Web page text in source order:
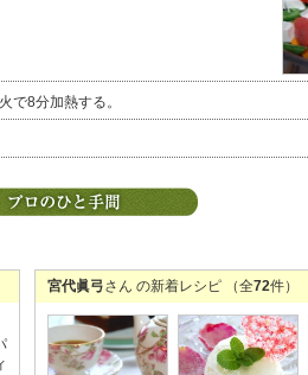
で8分加熱する。
宮代眞弓さん の新着レシピ （全72件）